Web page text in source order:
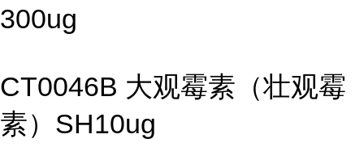
300ug
CT0046B 大观霉素（壮观霉
素）SH10ug